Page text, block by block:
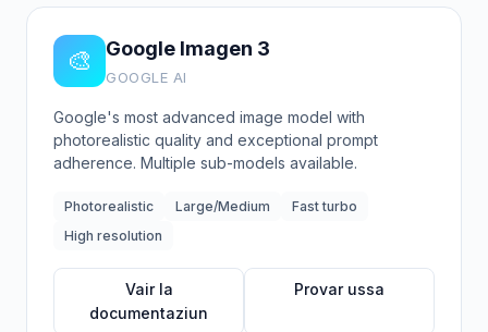
🎨 Google Imagen 3
GOOGLE AI
Google's most advanced image model with
photorealistic quality and exceptional prompt
adherence. Multiple sub-models available.
Photorealistic Large/Medium
Fast turbo
High resolution
Vair la
documentaziun
Provar ussa